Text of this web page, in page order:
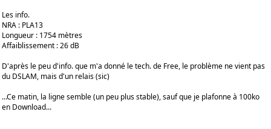
Les info.
NRA : PLA13
Longueur : 1754 mètres
Affaiblissement : 26 dB
D'après le peu d'info. que m'a donné le tech. de Free, le problème ne vient pas
du DSLAM, mais d'un relais (sic)
...Ce matin, la ligne semble (un peu plus stable), sauf que je plafonne à 100ko
en Download...